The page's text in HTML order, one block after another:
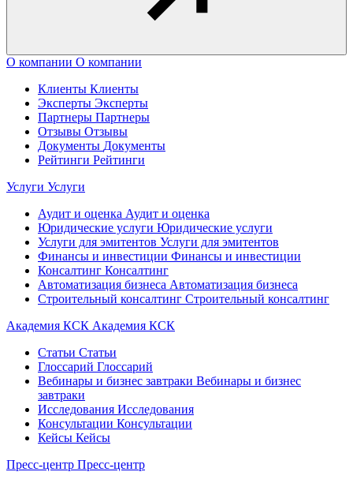
О компании О компании
Клиенты Клиенты
Эксперты Эксперты
Партнеры Партнеры
Отзывы Отзывы
Документы Документы
Рейтинги Рейтинги
Услуги Услуги
Аудит и оценка Аудит и оценка
Юридические услуги Юридические услуги
Услуги для эмитентов Услуги для эмитентов
Финансы и инвестиции Финансы и инвестиции
Консалтинг Консалтинг
Автоматизация бизнеса Автоматизация бизнеса
Строительный консалтинг Строительный консалтинг
Академия КСК Академия КСК
Статьи Статьи
Глоссарий Глоссарий
Вебинары и бизнес завтраки Вебинары и бизнес
завтраки
Исследования Исследования
Консультации Консультации
Кейсы Кейсы
Пресс-центр Пресс-центр